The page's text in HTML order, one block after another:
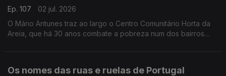
Ep. 107
02 jul. 2026
O Mário Antunes traz ao largo o Centro Comunitário Horta da
Areia, que há 30 anos combate a pobreza num dos bairros
Os nomes das ruas e ruelas de Portugal